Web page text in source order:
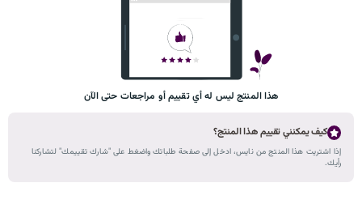
هذا المنتج ليس له أي تقييم أو مراجعات حتى الآن
كيف يمكنني تقييم هذا المنتج؟
إذا اشتريت هذا المنتج من نايس، ادخل إلى صفحة طلباتك واضغط على "شارك تقييمك" لتشاركنا
رأيك.